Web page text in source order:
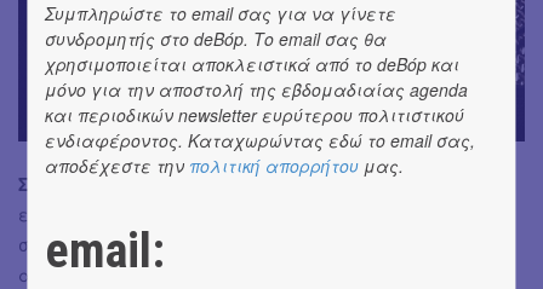
Σύνολο:
Μια ενδιαφέρουσα, πολυδιάστατη και
ευφάνταστη πρόταση, που κλείνει το μάτι στο
συναρπαστικό κείμενο του Δημητριάδη, βρίσκοντας
ανταπόκριση και καθιστώντας το δεκτικό -και- σε μη
Συμπληρώστε το email σας για να γίνετε
συνδρομητής στο deBόp. Το email σας θα
χρησιμοποιείται αποκλειστικά από το deBόp και
μόνο για την αποστολή της εβδομαδιαίας agenda
και περιοδικών newsletter ευρύτερου πολιτιστικού
ενδιαφέροντος. Καταχωρώντας εδώ το email σας,
αποδέχεστε την πολιτική απορρήτου μας.
email: